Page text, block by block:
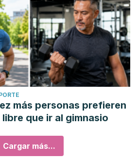
más personas prefieren
que ir al gimnasio
Cargar más...